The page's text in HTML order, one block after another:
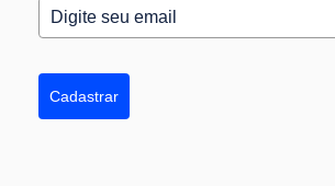
Cadastrar